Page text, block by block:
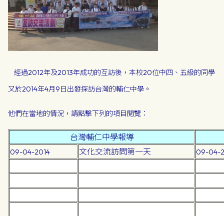
經過2012年及2013年成功的互訪後，本校20位中四、五級的同學
又於2014年4月9日出發探訪台灣的輔仁中學。
他們在當地的情況，請點擊下列的項目閱覽：
台灣輔仁中學報導
09-04-2014 文化交流訪問第一天 09-04-